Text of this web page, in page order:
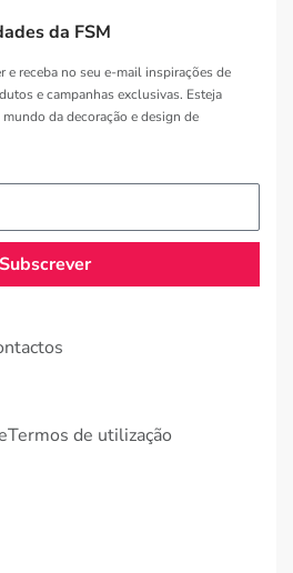
da FSM
e receba no seu e-mail inspirações de
e campanhas exclusivas. Esteja
da decoração e design de
Subscrever
Termos de utilização